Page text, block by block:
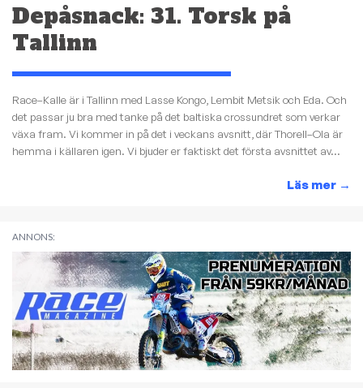
Depåsnack: 31. Torsk på
Tallinn
Race–Kalle är i Tallinn med Lasse Kongo, Lembit Metsik och Eda. Och
det passar ju bra med tanke på det baltiska crossundret som verkar
växa fram. Vi kommer in på det i veckans avsnitt, där Thorell–Ola är
hemma i källaren igen. Vi bjuder er faktiskt det första avsnittet av...
Läs mer →
ANNONS: